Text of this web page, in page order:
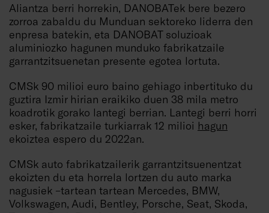
Aliantza berri horrekin, DANOBATek bere bezero
zorroa zabaldu du Munduan sektoreko liderra den
enpresa batekin, eta DANOBAT soluzioak
aluminiozko hagunen munduko fabrikatzaile
garrantzitsuenetan presente egotea lortuta.
CMSk 90 milioi euro baino gehiago inbertituko du
guztira Izmir hirian eraikiko duen 38 mila metro
koadrotik gorako lantegi berrian. Lantegi berri horri
esker, fabrikatzaile turkiarrak 12 milioi hagun
ekoiztea espero du 2022an.
CMSk auto fabrikatzailerik garrantzitsuenentzat
ekoizten du eta horrela lortzen du auto marka
nagusiek –tartean tartean Mercedes, BMW,
Volkswagen, Audi, Bentley, Porsche, Seat, Skoda,